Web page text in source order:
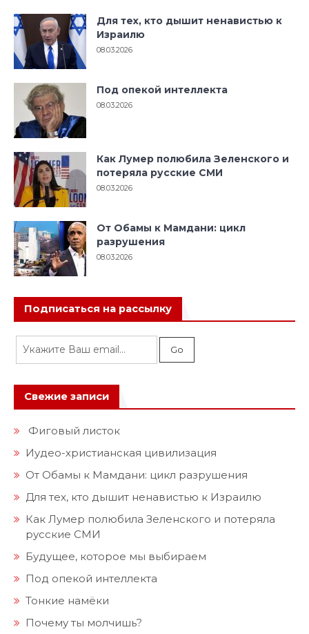
Для тех, кто дышит ненавистью к
Израилю
08.03.2026
Под опекой интеллекта
08.03.2026
Как Лумер полюбила Зеленского и
потеряла русские СМИ
08.03.2026
От Обамы к Мамдани: цикл
разрушения
08.03.2026
Подписаться на рассылку
Свежие записи
Фиговый листок
Иудео-христианская цивилизация
От Обамы к Мамдани: цикл разрушения
Для тех, кто дышит ненавистью к Израилю
Как Лумер полюбила Зеленского и потеряла
русские СМИ
Будущее, которое мы выбираем
Под опекой интеллекта
Тонкие намёки
Почему ты молчишь?